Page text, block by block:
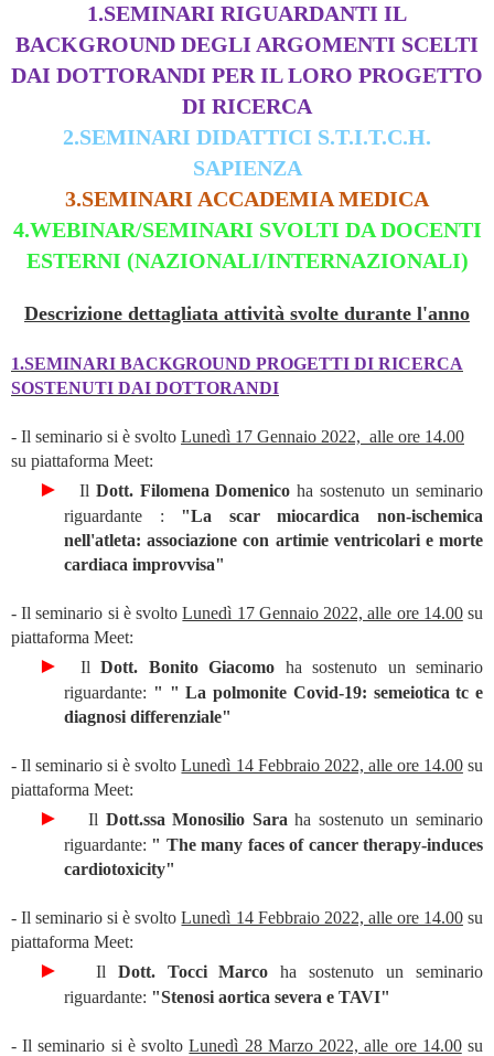
1.SEMINARI RIGUARDANTI IL
BACKGROUND DEGLI ARGOMENTI SCELTI
DAI DOTTORANDI PER IL LORO PROGETTO
DI RICERCA
2.SEMINARI DIDATTICI S.T.I.T.C.H.
SAPIENZA
3.SEMINARI ACCADEMIA MEDICA
4.WEBINAR/SEMINARI SVOLTI DA DOCENTI
ESTERNI (NAZIONALI/INTERNAZIONALI)
Descrizione dettagliata attività svolte durante l'anno
1.SEMINARI BACKGROUND PROGETTI DI RICERCA
SOSTENUTI DAI DOTTORANDI
- Il seminario si è svolto Lunedì 17 Gennaio 2022, alle ore 14.00
su piattaforma Meet:
► Il Dott. Filomena Domenicoha sostenuto un seminario
riguardante : "La scar miocardica non-ischemica
nell'atleta: associazione con artimie ventricolari e morte
cardiaca improvvisa"
- Il seminario si è svoltoLunedì 17 Gennaio 2022, alle ore 14.00su
piattaforma Meet:
► IlDott. Bonito Giacomo ha sostenuto un seminario
riguardante: " " La polmonite Covid-19: semeiotica tc e
diagnosi differenziale"
- Il seminario si è svoltoLunedì 14 Febbraio 2022, alle ore 14.00su
piattaforma Meet:
► Il Dott.ssa Monosilio Saraha sostenuto un seminario
riguardante: " The many faces of cancer therapy-induces
cardiotoxicity"
- Il seminario si è svoltoLunedì 14 Febbraio 2022, alle ore 14.00su
piattaforma Meet:
► Il Dott. Tocci Marcoha sostenuto un seminario
riguardante: "Stenosi aortica severa e TAVI"
- Il seminario si è svoltoLunedì 28 Marzo 2022, alle ore 14.00su